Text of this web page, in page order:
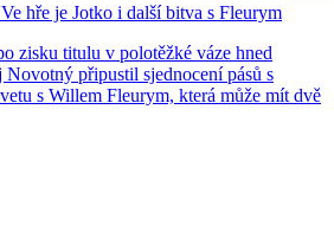
hře je Jotko i další bitva s Fleurym
zisku titulu v polotěžké váze hned
připustil sjednocení pásů s
s Willem Fleurym, která může mít dvě